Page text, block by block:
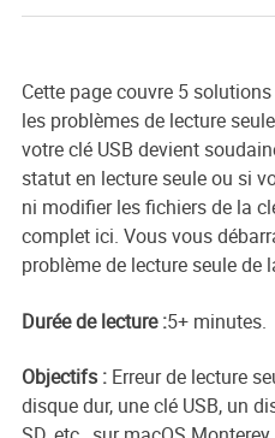
Cette page couvre 5
les problèmes de lecture
votre clé USB devient
statut en lecture seule ou si
ni modifier les fichiers de la
complet ici. Vous vous
problème de lecture seule de
Durée de lecture :5+ minutes.
Objectifs : Erreur de lecture
disque dur, une clé USB, un